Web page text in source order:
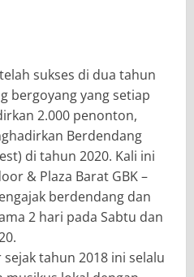
sukses di dua tahun
bergoyang yang setiap
2.000 penonton,
Berdendang
di tahun 2020. Kali ini
& Plaza Barat GBK –
berdendang dan
2 hari pada Sabtu dan
tahun 2018 ini selalu